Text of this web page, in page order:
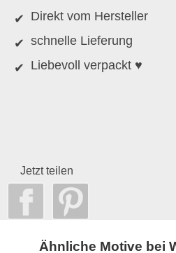
Direkt vom Hersteller
schnelle Lieferung
Liebevoll verpackt ♥
Jetzt teilen
Ähnliche Motive bei